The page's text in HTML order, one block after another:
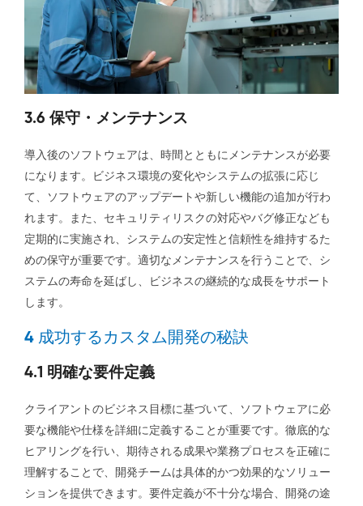
3.6 保守・メンテナンス
導入後のソフトウェアは、時間とともにメンテナンスが必要
になります。ビジネス環境の変化やシステムの拡張に応じ
て、ソフトウェアのアップデートや新しい機能の追加が行わ
れます。また、セキュリティリスクの対応やバグ修正なども
定期的に実施され、システムの安定性と信頼性を維持するた
めの保守が重要です。適切なメンテナンスを行うことで、シ
ステムの寿命を延ばし、ビジネスの継続的な成長をサポート
します。
4 成功するカスタム開発の秘訣
4.1 明確な要件定義
クライアントのビジネス目標に基づいて、ソフトウェアに必
要な機能や仕様を詳細に定義することが重要です。徹底的な
ヒアリングを行い、期待される成果や業務プロセスを正確に
理解することで、開発チームは具体的かつ効果的なソリュー
ションを提供できます。要件定義が不十分な場合、開発の途